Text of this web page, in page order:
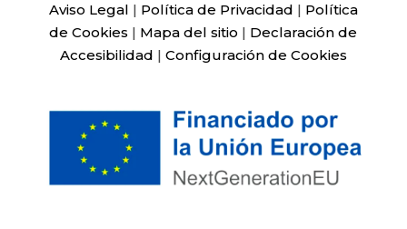
Aviso Legal | Política de Privacidad | Política
de Cookies | Mapa del sitio | Declaración de
Accesibilidad | Configuración de Cookies